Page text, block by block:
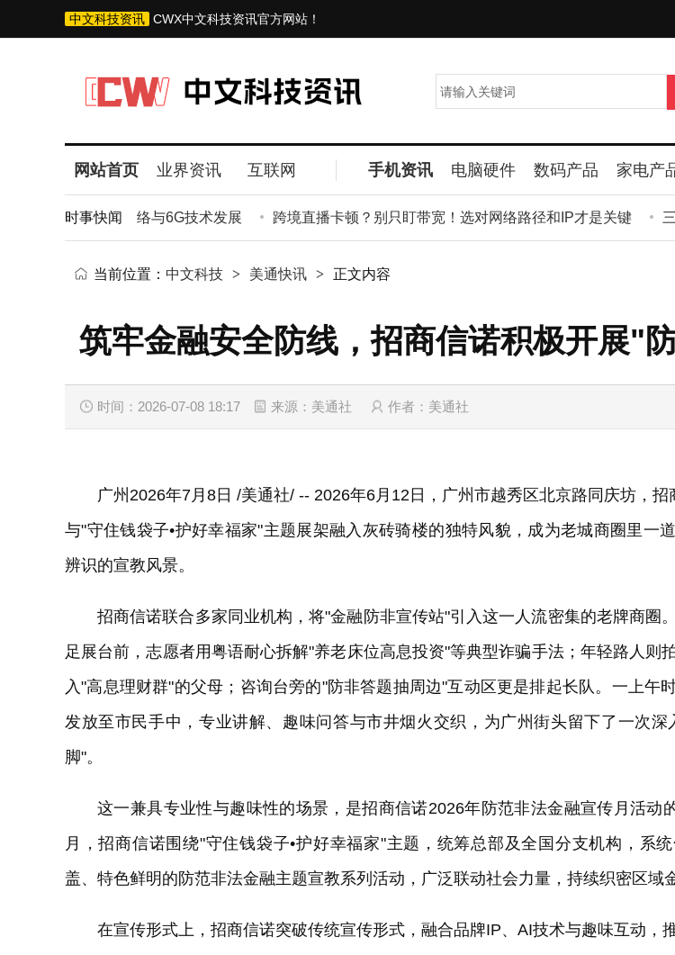
中文科技资讯 CWX中文科技资讯官方网站！
网站首页 业界资讯 互联网 手机资讯 电脑硬件 数码产品 家电产
时事快闻
携手推进算力网络与6G技术发展 跨境直播卡顿？别只盯带宽！选对网络路径和IP才是关键 三
当前位置： 中文科技 > 美通快讯 > 正文内容
筑牢金融安全防线，招商信诺积极开展"
时间：2026-07-08 18:17 来源：美通社 作者：美通社
广州 2026年7月8日 /美通社/ -- 2026年6月12日，广州市越秀区北京路同庆坊，招
与"守住钱袋子•护好幸福家"主题展架融入灰砖骑楼的独特风貌，成为老城商圈里一
辨识的宣教风景。
招商信诺联合多家同业机构，将"金融防非宣传站"引入这一人流密集的老牌商圈
足展台前，志愿者用粤语耐心拆解"养老床位高息投资"等典型诈骗手法；年轻路人则
入"高息理财群"的父母；咨询台旁的"防非答题抽周边"互动区更是排起长队。一上午
发放至市民手中，专业讲解、趣味问答与市井烟火交织，为广州街头留下了一次深
脚"。
这一兼具专业性与趣味性的场景，是招商信诺2026年防范非法金融宣传月活动
月，招商信诺围绕"守住钱袋子•护好幸福家"主题，统筹总部及全国分支机构，系
盖、特色鲜明的防范非法金融主题宣教系列活动，广泛联动社会力量，持续织密区域
在宣传形式上，招商信诺突破传统宣传形式，融合品牌IP、AI技术与趣味互动，